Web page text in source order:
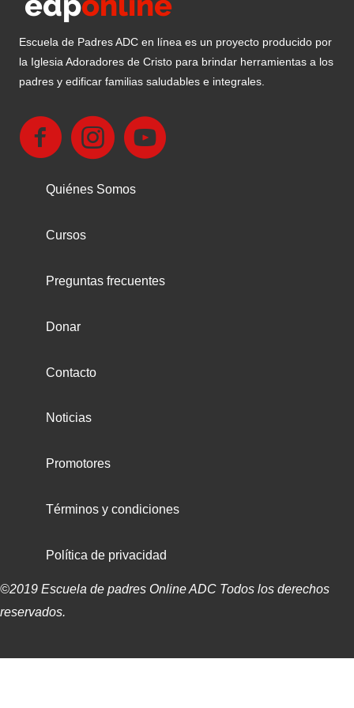
Escuela de Padres ADC en línea es un proyecto producido por
la Iglesia Adoradores de Cristo para brindar herramientas a los
padres y edificar familias saludables e integrales.
Quiénes Somos
Cursos
Preguntas frecuentes
Donar
Contacto
Noticias
Promotores
Términos y condiciones
Política de privacidad
©2019 Escuela de padres Online ADC Todos los derechos
reservados.